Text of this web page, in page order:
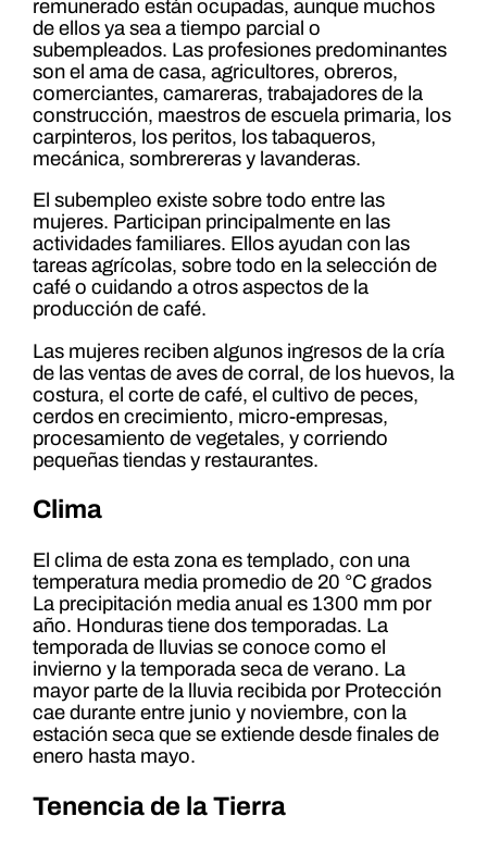
remunerado están ocupadas, aunque muchos
de ellos ya sea a tiempo parcial o
subempleados. Las profesiones predominantes
son el ama de casa, agricultores, obreros,
comerciantes, camareras, trabajadores de la
construcción, maestros de escuela primaria, los
carpinteros, los peritos, los tabaqueros,
mecánica, sombrereras y lavanderas.
El subempleo existe sobre todo entre las
mujeres. Participan principalmente en las
actividades familiares. Ellos ayudan con las
tareas agrícolas, sobre todo en la selección de
café o cuidando a otros aspectos de la
producción de café.
Las mujeres reciben algunos ingresos de la cría
de las ventas de aves de corral, de los huevos, la
costura, el corte de café, el cultivo de peces,
cerdos en crecimiento, micro-empresas,
procesamiento de vegetales, y corriendo
pequeñas tiendas y restaurantes.
Clima
El clima de esta zona es templado, con una
temperatura media promedio de 20 °C grados
La precipitación media anual es 1300 mm por
año. Honduras tiene dos temporadas. La
temporada de lluvias se conoce como el
invierno y la temporada seca de verano. La
mayor parte de la lluvia recibida por Protección
cae durante entre junio y noviembre, con la
estación seca que se extiende desde finales de
enero hasta mayo.
Tenencia de la Tierra